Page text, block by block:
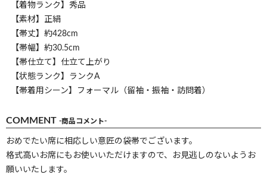
【着物ランク】秀品
【素材】正絹
【帯丈】約428cm
【帯幅】約30.5cm
【帯仕立て】仕立て上がり
【状態ランク】ランクA
【帯着用シーン】フォーマル（留袖・振袖・訪問着）
COMMENT -商品コメント-
おめでたい席に相応しい意匠の袋帯でございます。
格式高いお席にもお使いいただけますので、お見逃しのないようお
願いいたします。